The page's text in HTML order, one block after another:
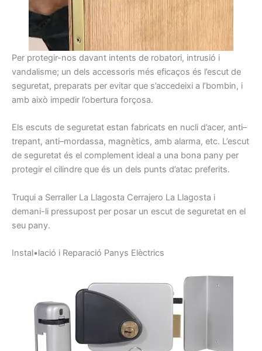
Per protegir-nos davant intents de robatori, intrusió i
vandalisme; un dels accessoris més eficaços és l’escut de
seguretat, preparats per evitar que s’accedeixi a l’bombin, i
amb això impedir l’obertura forçosa.
Els escuts de seguretat estan fabricats en nucli d’acer, anti–
trepant, anti–mordassa, magnètics, amb alarma, etc. L’escut
de seguretat és el complement ideal a una bona pany per
protegir el cilindre que és un dels punts d’atac preferits.
Truqui a Serraller La Llagosta Cerrajero La Llagosta i
demani-li pressupost per posar un escut de seguretat en el
seu pany.
Instal•lació i Reparació Panys Elèctrics